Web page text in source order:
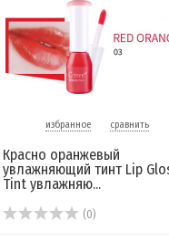
избранное сравнить
Красно оранжевый
увлажняющий тинт Lip
Tint увлажняю...
(0)